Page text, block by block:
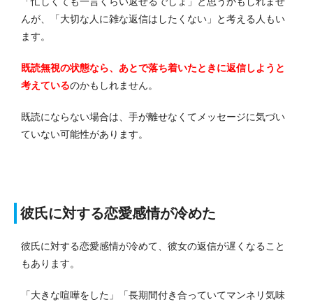
んが、「大切な人に雑な返信はしたくない」と考える人もい
ます。
既読無視の状態なら、あとで落ち着いたときに返信しようと
考えているのかもしれません。
既読にならない場合は、手が離せなくてメッセージに気づい
ていない可能性があります。
彼氏に対する恋愛感情が冷めた
彼氏に対する恋愛感情が冷めて、彼女の返信が遅くなること
もあります。
「大きな喧嘩をした」「長期間付き合っていてマンネリ気味